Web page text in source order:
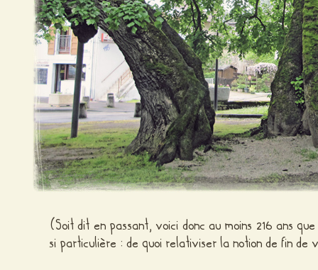
(Soit dit en passant, voici donc au moins 216 ans
si particulière : de quoi relativiser la notion de fin de